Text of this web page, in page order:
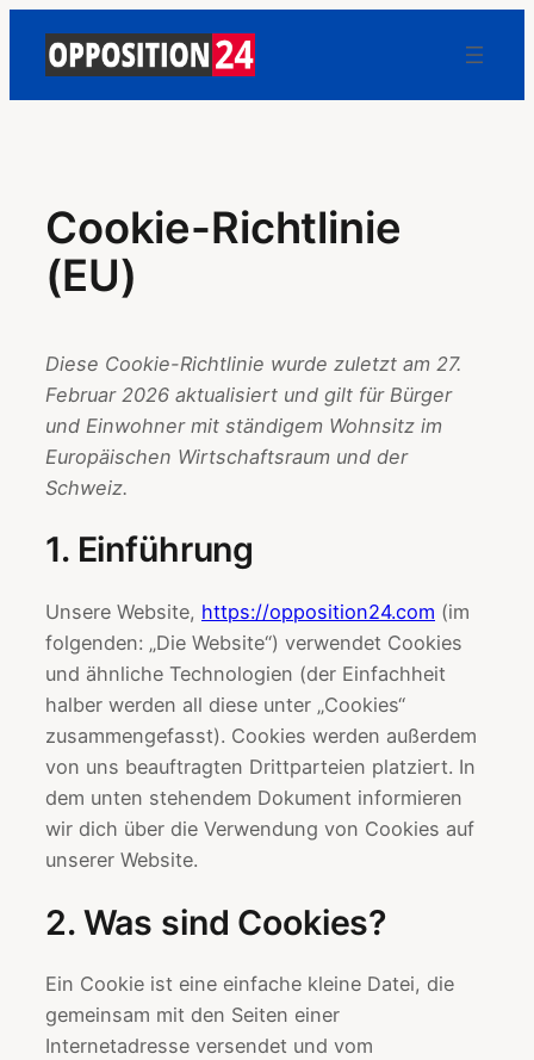
Inhalt
Cookie-Richtlinie
(EU)
Diese Cookie-Richtlinie wurde zuletzt am 27.
Februar 2026 aktualisiert und gilt für Bürger
und Einwohner mit ständigem Wohnsitz im
Europäischen Wirtschaftsraum und der
Schweiz.
1. Einführung
Unsere Website, https://opposition24.com (im
folgenden: „Die Website“) verwendet Cookies
und ähnliche Technologien (der Einfachheit
halber werden all diese unter „Cookies“
zusammengefasst). Cookies werden außerdem
von uns beauftragten Drittparteien platziert. In
dem unten stehendem Dokument informieren
wir dich über die Verwendung von Cookies auf
unserer Website.
2. Was sind Cookies?
Ein Cookie ist eine einfache kleine Datei, die
gemeinsam mit den Seiten einer
Internetadresse versendet und vom